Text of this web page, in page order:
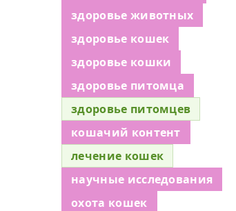
здоровье животных
здоровье кошек
здоровье кошки
здоровье питомца
здоровье питомцев
кошачий контент
лечение кошек
научные исследования
охота кошек